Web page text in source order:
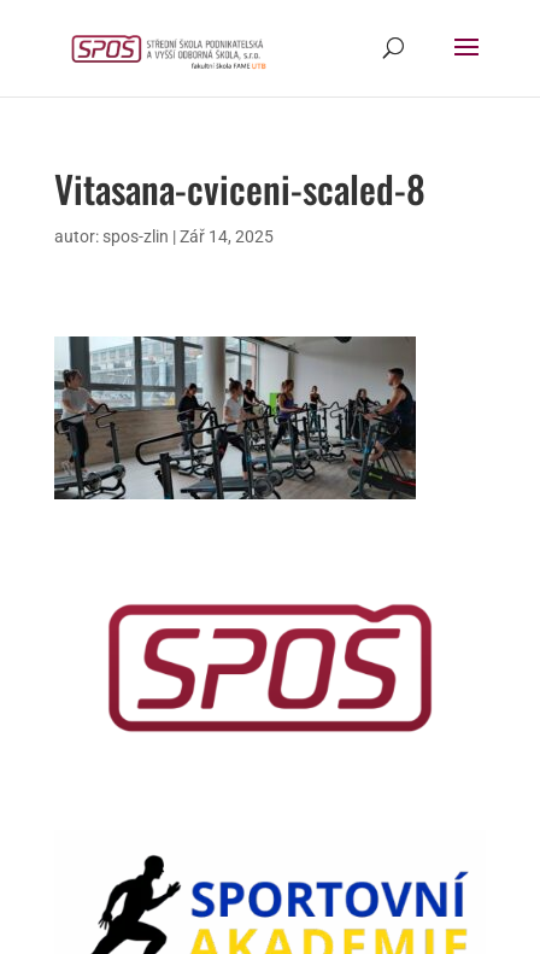
Vitasana-cviceni-scaled-8
autor: spos-zlin |Zář 14, 2025